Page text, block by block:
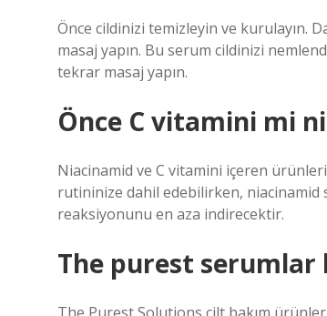
Önce cildinizi temizleyin ve kurulayın.
masaj yapın. Bu serum cildinizi
tekrar masaj yapın.
Önce C vitamini mi
Niacinamid ve C vitamini içeren
rutininize dahil edebilirken,
reaksiyonunu en aza indirecektir.
The purest serumlar